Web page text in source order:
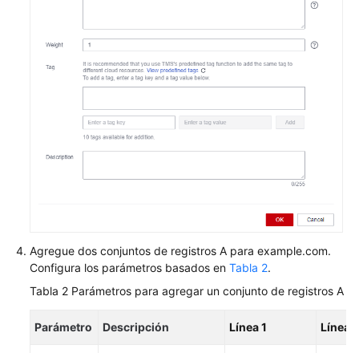
Agregue dos conjuntos de registros A para example.com.
Configura los parámetros basados en Tabla 2.
Tabla 2 Parámetros para agregar un conjunto de registros A
Parámetro Descripción Línea 1 Línea 2